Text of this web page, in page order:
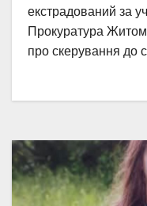
екстрадований за
Прокуратура
про скерування до